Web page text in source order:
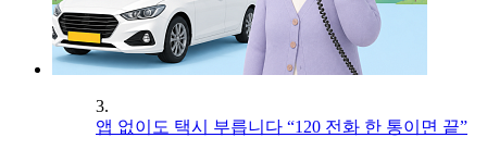
3.
앱 없이도 택시 부릅니다 “120 전화 한 통이면 끝”